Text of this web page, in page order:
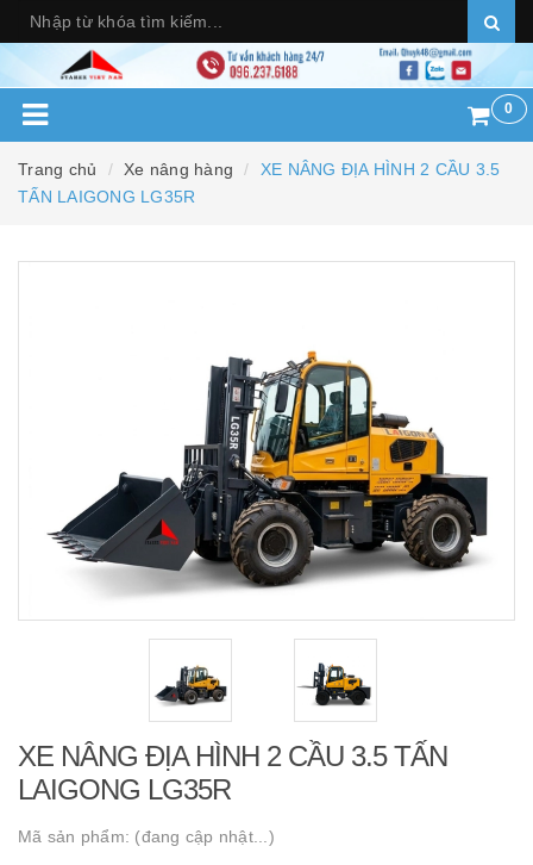
0
Trang chủ Xe nâng hàng
XE NÂNG ĐỊA HÌNH 2 CẦU 3.5
TẤN LAIGONG LG35R
XE NÂNG ĐỊA HÌNH 2 CẦU 3.5 TẤN
LAIGONG LG35R
Mã sản phẩm: (đang cập nhật...)